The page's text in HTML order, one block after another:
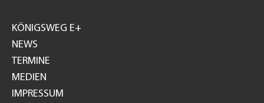
GH
KÖNIGSWEG E+
NEWS
TERMINE
MEDIEN
IMPRESSUM